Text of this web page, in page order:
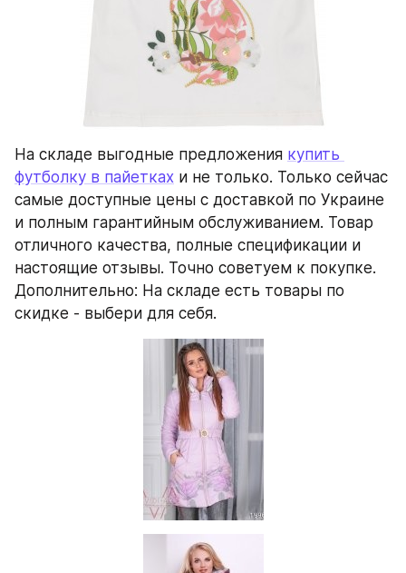
На складе выгодные предложения купить
футболку в пайетках и не только. Только сейчас
самые доступные цены с доставкой по Украине
и полным гарантийным обслуживанием. Товар
отличного качества, полные спецификации и
настоящие отзывы. Точно советуем к покупке.
Дополнительно: На складе есть товары по
скидке - выбери для себя.